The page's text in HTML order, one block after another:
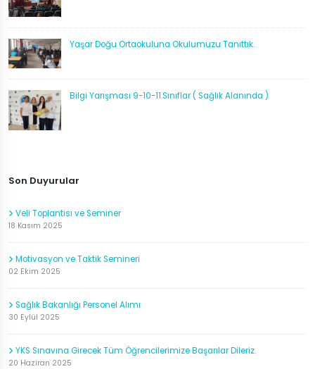
Yaşar Doğu Ortaokuluna Okulumuzu Tanıttık.
Bilgi Yarışması 9-10-11.Sınıflar ( Sağlık Alanında )
Son Duyurular
Veli Toplantısı ve Seminer
18 Kasım 2025
Motivasyon ve Taktik Semineri
02 Ekim 2025
Sağlık Bakanlığı Personel Alımı
30 Eylül 2025
YKS Sınavına Girecek Tüm Öğrencilerimize Başarılar Dileriz.
20 Haziran 2025